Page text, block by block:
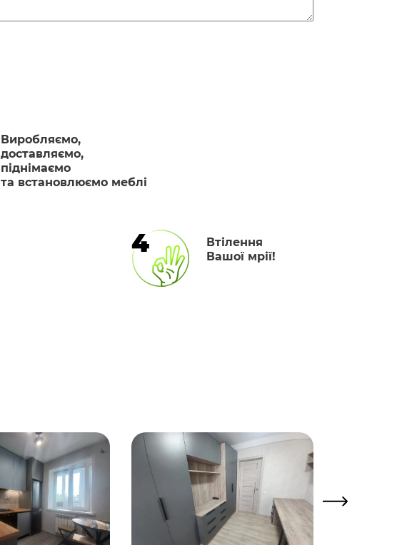
Виробляємо,
доставляємо,
піднімаємо
та встановлюємо меблі
4
Втілення
Вашої мрії!